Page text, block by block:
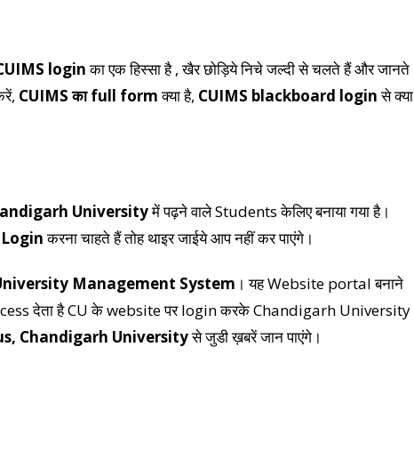
loginका एक हिस्सा है , खैर छोड़िये निचे जल्दी से चलते हैं और जानते
CUIMS का full formक्या है, CUIMS blackboard loginसे क्या
Universityमें पढ़ने वाले Students केलिए बनाया गया है।
करना चाहते हैं तोह थाइर जाईये आप नहीं कर पाएंगे।
Management System । यह Website portal बनाने
देता है CU के website पर login करके Chandigarh University
Chandigarh Universityसे जुडी ख़बरें जान पाएंगे।